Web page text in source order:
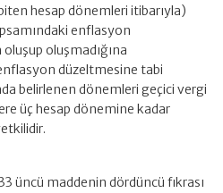
hesap dönemleri itibarıyla)
enflasyon
oluşmadığına
düzeltmesine tabi
belirlenen dönemleri geçici vergi
üç hesap dönemine kadar
üncü maddenin dördüncü fıkrası